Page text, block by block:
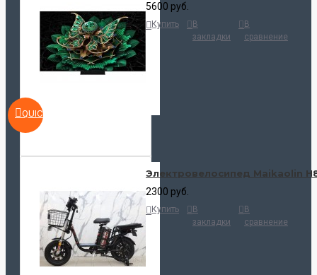
QUICKVIEW
5600 руб.
Купить
В
закладки
В
сравнение
Электровелосипед Maikaolin
2300 руб.
Купить
В
закладки
В
сравнение